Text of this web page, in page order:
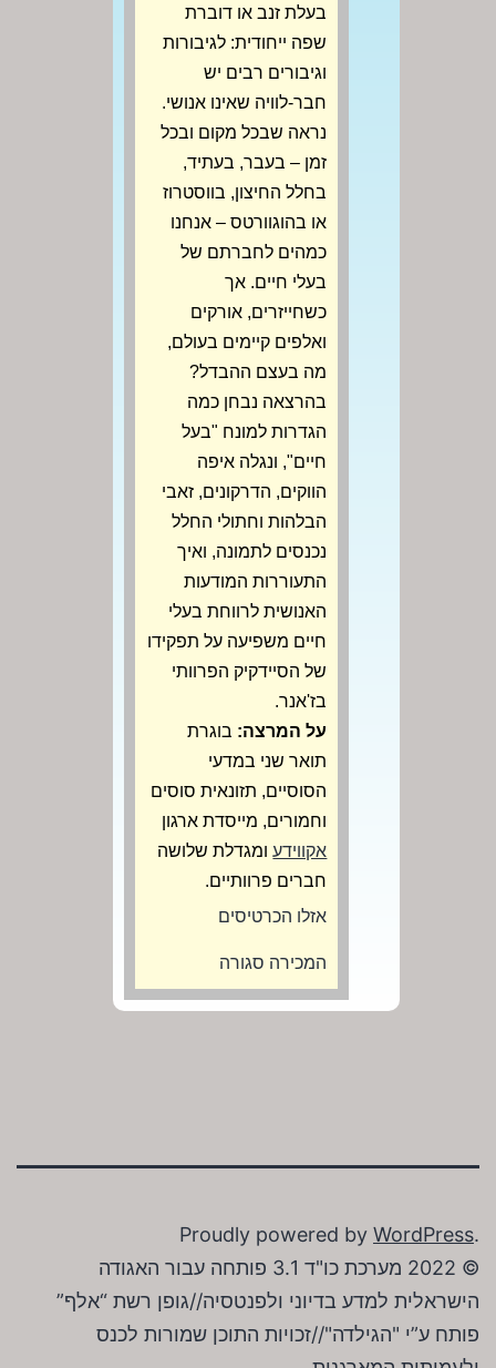
בעלת זנב או דוברת
שפה ייחודית: לגיבורות
וגיבורים רבים יש
חבר-לוויה שאינו אנושי.
נראה שבכל מקום ובכל
זמן – בעבר, בעתיד,
בחלל החיצון, בווסטרוז
או בהוגוורטס – אנחנו
כמהים לחברתם של
בעלי חיים. אך
כשחייזרים, אורקים
ואלפים קיימים בעולם,
מה בעצם ההבדל?
בהרצאה נבחן כמה
הגדרות למונח "בעל
חיים", ונגלה איפה
הווקים, הדרקונים, זאבי
הבלהות וחתולי החלל
נכנסים לתמונה, ואיך
התעוררות המודעות
האנושית לרווחת בעלי
חיים משפיעה על תפקידו
של הסיידקיק הפרוותי
בז'אנר.
על המרצה: בוגרת
תואר שני במדעי
הסוסיים, תזונאית סוסים
וחמורים, מייסדת ארגון
אקווידעומגדלת שלושה
חברים פרוותיים.
אזלו הכרטיסים
המכירה סגורה
Proudly powered by WordPress.
© 2022 מערכת כו"ד 3.1 פותחה עבור האגודה
הישראלית למדע בדיוני ולפנטסיה//גופן רשת “אלף”
פותח ע”י "הגילדה"//זכויות התוכן שמורות לכנס